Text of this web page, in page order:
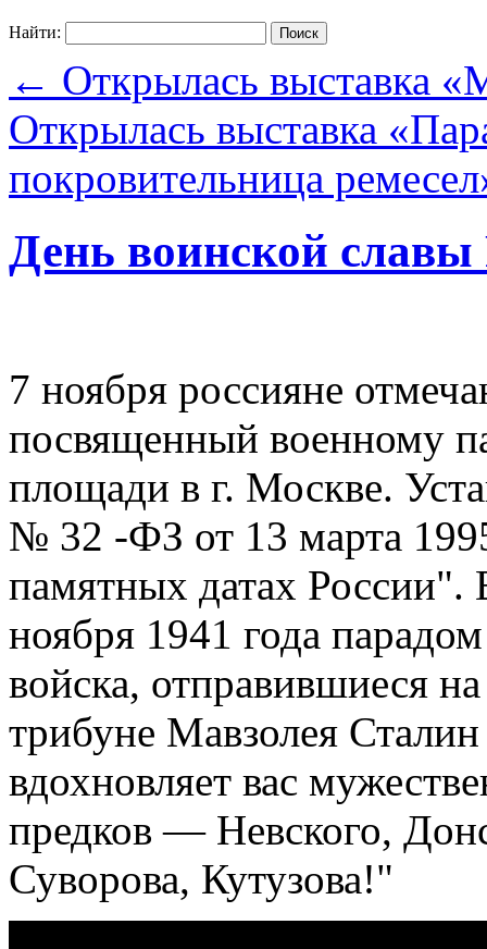
Найти:
← Открылась выставка
Открылась выставка
покровительница
День воинской славы
7 ноября россияне
посвященный военному
площади в г. Москве.
№ 32 -ФЗ от 13 марта
памятных датах
ноября 1941 года
войска, отправившиеся
трибуне Мавзолея
вдохновляет вас
предков — Невского,
Суворова, Кутузова!"